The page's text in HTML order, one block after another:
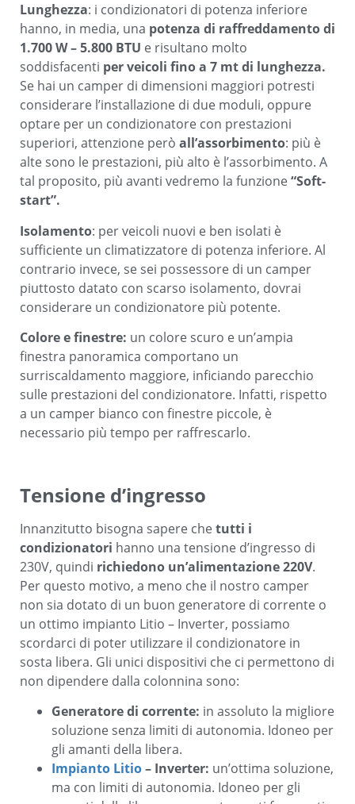
Lunghezza: i condizionatori di potenza inferiore
hanno, in media, una potenza di raffreddamento di
1.700 W – 5.800 BTU e risultano molto
soddisfacenti per veicoli fino a 7 mt di lunghezza.
Se hai un camper di dimensioni maggiori potresti
considerare l’installazione di due moduli, oppure
optare per un condizionatore con prestazioni
superiori, attenzione però all’assorbimento: più è
alte sono le prestazioni, più alto è l’assorbimento. A
tal proposito, più avanti vedremo la funzione“Soft-
start”.
Isolamento: per veicoli nuovi e ben isolati è
sufficiente un climatizzatore di potenza inferiore. Al
contrario invece, se sei possessore di un camper
piuttosto datato con scarso isolamento, dovrai
considerare un condizionatore più potente.
Colore e finestre: un colore scuro e un’ampia
finestra panoramica comportano un
surriscaldamento maggiore, inficiando parecchio
sulle prestazioni del condizionatore. Infatti, rispetto
a un camper bianco con finestre piccole, è
necessario più tempo per raffrescarlo.
Tensione d’ingresso
Innanzitutto bisogna sapere chetutti i
condizionatori hanno una tensione d’ingresso di
230V, quindi richiedono un’alimentazione 220V.
Per questo motivo, a meno che il nostro camper
non sia dotato di un buon generatore di corrente o
un ottimo impianto Litio – Inverter, possiamo
scordarci di poter utilizzare il condizionatore in
sosta libera. Gli unici dispositivi che ci permettono di
non dipendere dalla colonnina sono:
Generatore di corrente: in assoluto la migliore
soluzione senza limiti di autonomia. Idoneo per
gli amanti della libera.
Impianto Litio– Inverter: un’ottima soluzione,
ma con limiti di autonomia. Idoneo per gli